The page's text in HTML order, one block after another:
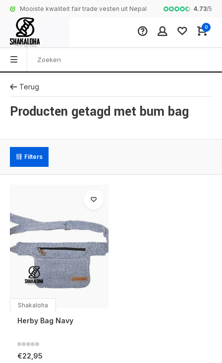
Mooiste kwaliteit fair trade vesten uit Nepal Complete
4.73/5
0
Terug
Producten getagd met bum bag
Filters
Shakaloha
Herby Bag Navy
€22,95